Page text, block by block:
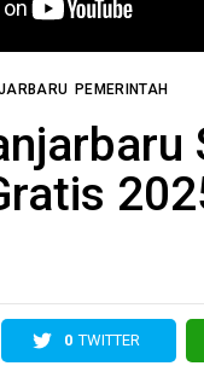
PEMERINTAH
0 TWITTER